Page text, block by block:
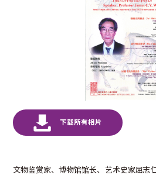
文物鉴赏家、博物馆馆长、艺术史家屈志